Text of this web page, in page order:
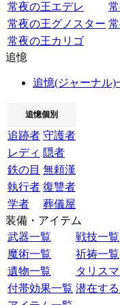
常夜の王エデレ
常夜の王グノスター
常夜の王カリゴ
追憶
追憶(ジャーナル)
追憶個別
追跡者 守護者
レディ 隠者
鉄の目 無頼漢
執行者 復讐者
学者
葬儀屋
装備・アイテム
武器一覧
戦技一覧
魔術一覧
祈祷一覧
遺物一覧
タリス
付帯効果一覧 潜在す